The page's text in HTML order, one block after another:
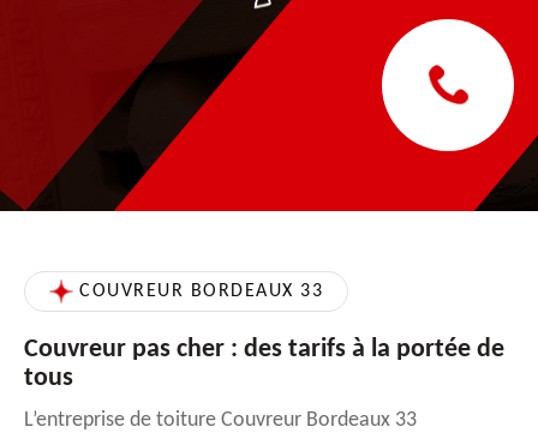
COUVREUR BORDEAUX 33
Couvreur pas cher : des tarifs à la portée de
tous
L’entreprise de toiture Couvreur Bordeaux 33